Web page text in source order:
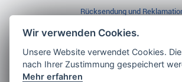
Rücksendung und
Widerrufsbelehrung
Golf Brothers.de
Wir verwenden Cookies.
Unsere Website verwendet Cookies.
nach Ihrer Zustimmung gespeichert
Mehr erfahren